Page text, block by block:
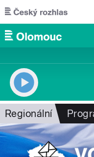
Přejít k hlavnímu obsahu
Regionální